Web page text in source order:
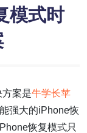
模式时
案是牛学长苹
强大的iPhone恢
恢复模式只